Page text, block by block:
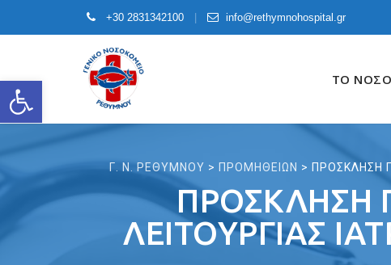
Open toolbar
+30 2831342100 info@rethymnohospital.gr
content
ΤΟ
Γ. Ν. ΡΕΘΥΜΝΟΥ > ΠΡΟΜΗΘΕΙΩΝ > ΠΡΟΣΚΛΗΣΗ
ΠΡΟΣΚΛΗΣΗ
ΛΕΙΤΟΥΡΓΙΑΣ